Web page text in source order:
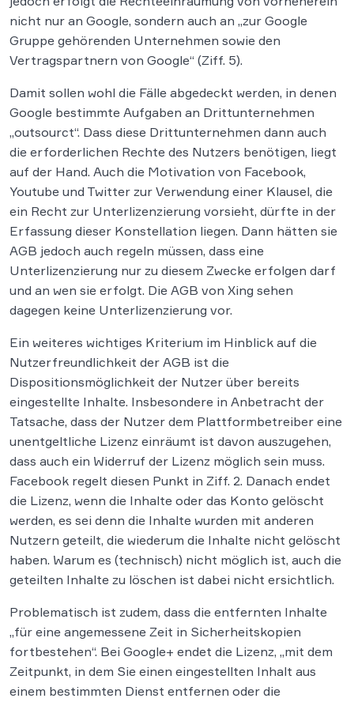
nicht nur an Google, sondern auch an „zur Google
Gruppe gehörenden Unternehmen sowie den
Vertragspartnern von Google“ (Ziff. 5).
Damit sollen wohl die Fälle abgedeckt werden, in denen
Google bestimmte Aufgaben an Drittunternehmen
„outsourct“. Dass diese Drittunternehmen dann auch
die erforderlichen Rechte des Nutzers benötigen, liegt
auf der Hand. Auch die Motivation von Facebook,
Youtube und Twitter zur Verwendung einer Klausel, die
ein Recht zur Unterlizenzierung vorsieht, dürfte in der
Erfassung dieser Konstellation liegen. Dann hätten sie
AGB jedoch auch regeln müssen, dass eine
Unterlizenzierung nur zu diesem Zwecke erfolgen darf
und an wen sie erfolgt. Die AGB von Xing sehen
dagegen keine Unterlizenzierung vor.
Ein weiteres wichtiges Kriterium im Hinblick auf die
Nutzerfreundlichkeit der AGB ist die
Dispositionsmöglichkeit der Nutzer über bereits
eingestellte Inhalte. Insbesondere in Anbetracht der
Tatsache, dass der Nutzer dem Plattformbetreiber eine
unentgeltliche Lizenz einräumt ist davon auszugehen,
dass auch ein Widerruf der Lizenz möglich sein muss.
Facebook regelt diesen Punkt in Ziff. 2. Danach endet
die Lizenz, wenn die Inhalte oder das Konto gelöscht
werden, es sei denn die Inhalte wurden mit anderen
Nutzern geteilt, die wiederum die Inhalte nicht gelöscht
haben. Warum es (technisch) nicht möglich ist, auch die
geteilten Inhalte zu löschen ist dabei nicht ersichtlich.
Problematisch ist zudem, dass die entfernten Inhalte
„für eine angemessene Zeit in Sicherheitskopien
fortbestehen“. Bei Google+ endet die Lizenz, „mit dem
Zeitpunkt, in dem Sie einen eingestellten Inhalt aus
einem bestimmten Dienst entfernen oder die